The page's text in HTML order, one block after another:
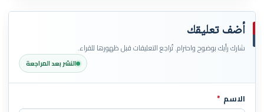
أضف تعليقك
شارك رأيك بوضوح واحترام. تُراجع التعليقات قبل ظهورها للقراء.
النشر بعد المراجعة
اترك هذا الحقل فارغاً
الاسم *